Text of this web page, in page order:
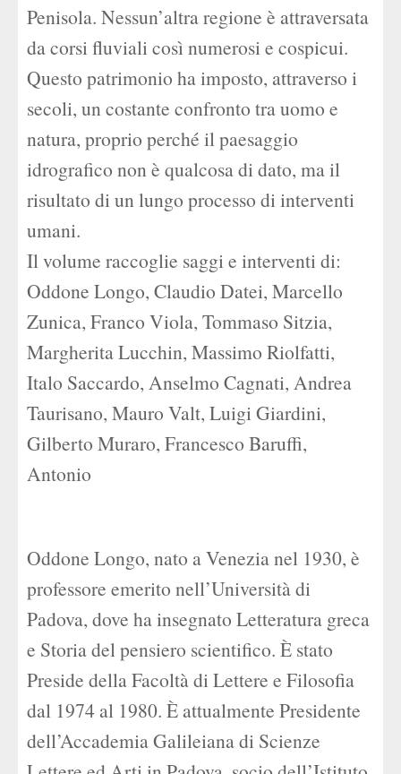
Penisola. Nessun’altra regione è attraversata
da corsi fluviali così numerosi e cospicui.
Questo patrimonio ha imposto, attraverso i
secoli, un costante confronto tra uomo e
natura, proprio perché il paesaggio
idrografico non è qualcosa di dato, ma il
risultato di un lungo processo di interventi
umani.
Il volume raccoglie saggi e interventi di:
Oddone Longo, Claudio Datei, Marcello
Zunica, Franco Viola, Tommaso Sitzia,
Margherita Lucchin, Massimo Riolfatti,
Italo Saccardo, Anselmo Cagnati, Andrea
Taurisano, Mauro Valt, Luigi Giardini,
Gilberto Muraro, Francesco Baruffi,
Antonio
Oddone Longo, nato a Venezia nel 1930, è
professore emerito nell’Università di
Padova, dove ha insegnato Letteratura greca
e Storia del pensiero scientifico. È stato
Preside della Facoltà di Lettere e Filosofia
dal 1974 al 1980. È attualmente Presidente
dell’Accademia Galileiana di Scienze